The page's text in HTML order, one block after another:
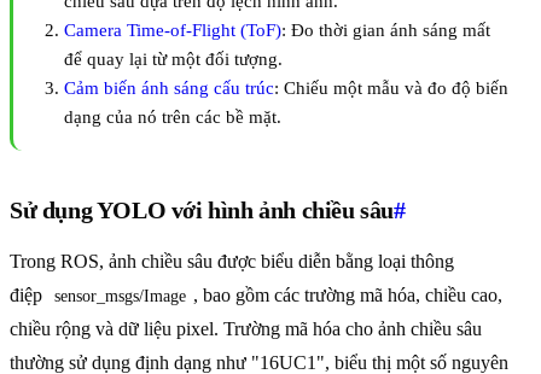
Camera Time-of-Flight (ToF): Đo thời gian ánh sáng mất
để quay lại từ một đối tượng.
Cảm biến ánh sáng cấu trúc: Chiếu một mẫu và đo độ biến
dạng của nó trên các bề mặt.
Sử dụng YOLO với hình ảnh chiều sâu#
Trong ROS, ảnh chiều sâu được biểu diễn bằng loại thông
điệp
sensor_msgs/Image , bao gồm các trường mã hóa, chiều cao,
chiều rộng và dữ liệu pixel. Trường mã hóa cho ảnh chiều sâu
thường sử dụng định dạng như "16UC1", biểu thị một số nguyên